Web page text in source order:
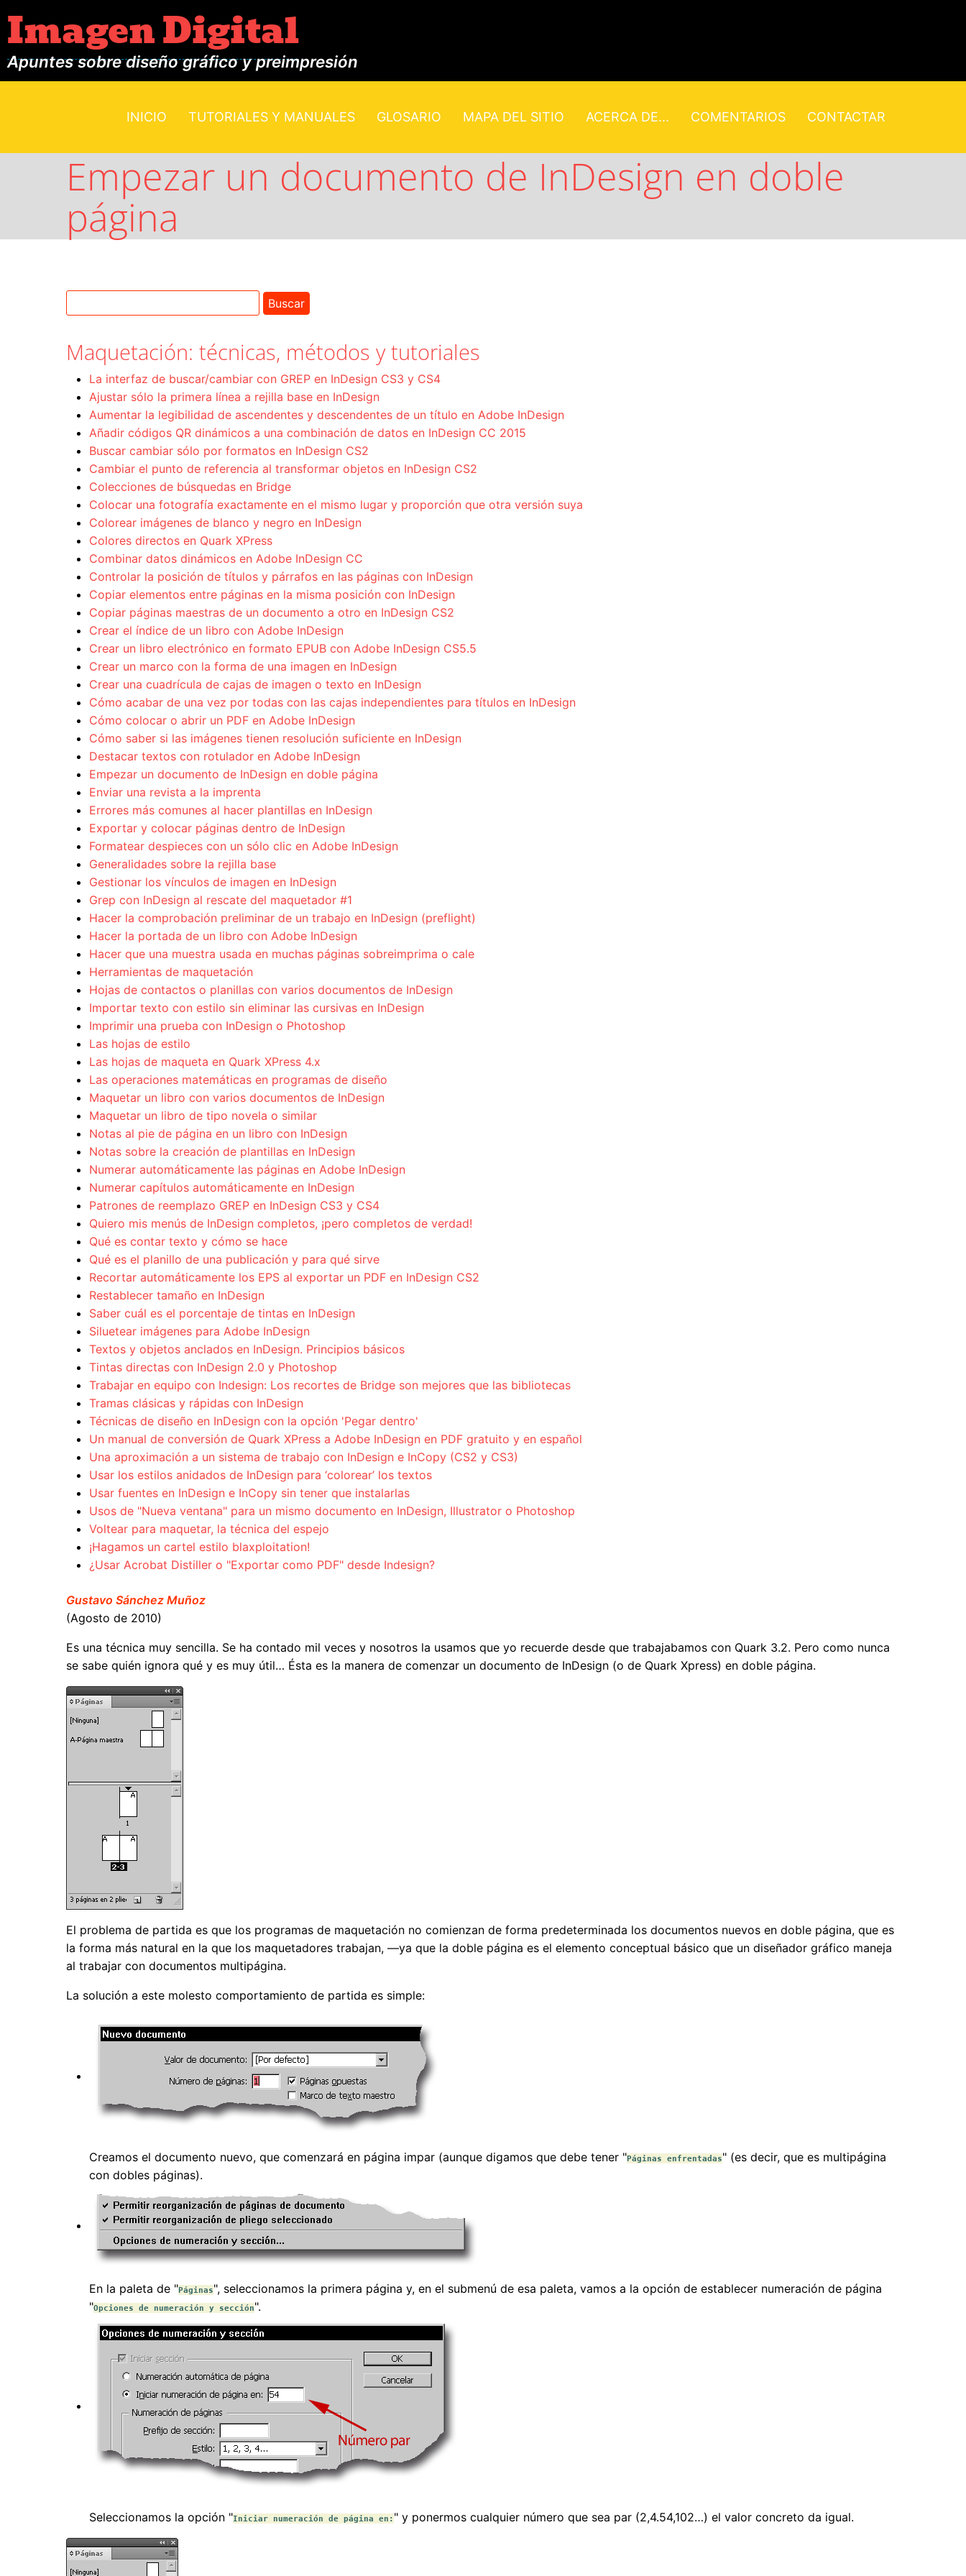
Imagen Digital
Apuntes sobre diseño gráfico y preimpresión
INICIO TUTORIALES Y MANUALES GLOSARIO MAPA DEL SITIO ACERCA DE... COMENTARIOS CONTACTAR
Empezar un documento de InDesign en doble
página
Maquetación: técnicas, métodos y tutoriales
La interfaz de buscar/cambiar con GREP en InDesign CS3 y CS4
Ajustar sólo la primera línea a rejilla base en InDesign
Aumentar la legibilidad de ascendentes y descendentes de un título en Adobe InDesign
Añadir códigos QR dinámicos a una combinación de datos en InDesign CC 2015
Buscar cambiar sólo por formatos en InDesign CS2
Cambiar el punto de referencia al transformar objetos en InDesign CS2
Colecciones de búsquedas en Bridge
Colocar una fotografía exactamente en el mismo lugar y proporción que otra versión suya
Colorear imágenes de blanco y negro en InDesign
Colores directos en Quark XPress
Combinar datos dinámicos en Adobe InDesign CC
Controlar la posición de títulos y párrafos en las páginas con InDesign
Copiar elementos entre páginas en la misma posición con InDesign
Copiar páginas maestras de un documento a otro en InDesign CS2
Crear el índice de un libro con Adobe InDesign
Crear un libro electrónico en formato EPUB con Adobe InDesign CS5.5
Crear un marco con la forma de una imagen en InDesign
Crear una cuadrícula de cajas de imagen o texto en InDesign
Cómo acabar de una vez por todas con las cajas independientes para títulos en InDesign
Cómo colocar o abrir un PDF en Adobe InDesign
Cómo saber si las imágenes tienen resolución suficiente en InDesign
Destacar textos con rotulador en Adobe InDesign
Empezar un documento de InDesign en doble página
Enviar una revista a la imprenta
Errores más comunes al hacer plantillas en InDesign
Exportar y colocar páginas dentro de InDesign
Formatear despieces con un sólo clic en Adobe InDesign
Generalidades sobre la rejilla base
Gestionar los vínculos de imagen en InDesign
Grep con InDesign al rescate del maquetador #1
Hacer la comprobación preliminar de un trabajo en InDesign (preflight)
Hacer la portada de un libro con Adobe InDesign
Hacer que una muestra usada en muchas páginas sobreimprima o cale
Herramientas de maquetación
Hojas de contactos o planillas con varios documentos de InDesign
Importar texto con estilo sin eliminar las cursivas en InDesign
Imprimir una prueba con InDesign o Photoshop
Las hojas de estilo
Las hojas de maqueta en Quark XPress 4.x
Las operaciones matemáticas en programas de diseño
Maquetar un libro con varios documentos de InDesign
Maquetar un libro de tipo novela o similar
Notas al pie de página en un libro con InDesign
Notas sobre la creación de plantillas en InDesign
Numerar automáticamente las páginas en Adobe InDesign
Numerar capítulos automáticamente en InDesign
Patrones de reemplazo GREP en InDesign CS3 y CS4
Quiero mis menús de InDesign completos, ¡pero completos de verdad!
Qué es contar texto y cómo se hace
Qué es el planillo de una publicación y para qué sirve
Recortar automáticamente los EPS al exportar un PDF en InDesign CS2
Restablecer tamaño en InDesign
Saber cuál es el porcentaje de tintas en InDesign
Siluetear imágenes para Adobe InDesign
Textos y objetos anclados en InDesign. Principios básicos
Tintas directas con InDesign 2.0 y Photoshop
Trabajar en equipo con Indesign: Los recortes de Bridge son mejores que las bibliotecas
Tramas clásicas y rápidas con InDesign
Técnicas de diseño en InDesign con la opción 'Pegar dentro'
Un manual de conversión de Quark XPress a Adobe InDesign en PDF gratuito y en español
Una aproximación a un sistema de trabajo con InDesign e InCopy (CS2 y CS3)
Usar los estilos anidados de InDesign para ‘colorear’ los textos
Usar fuentes en InDesign e InCopy sin tener que instalarlas
Usos de "Nueva ventana" para un mismo documento en InDesign, Illustrator o Photoshop
Voltear para maquetar, la técnica del espejo
¡Hagamos un cartel estilo blaxploitation!
¿Usar Acrobat Distiller o "Exportar como PDF" desde Indesign?
Gustavo Sánchez Muñoz
(Agosto de 2010)
Es una técnica muy sencilla. Se ha contado mil veces y nosotros la usamos que yo recuerde desde que trabajabamos con Quark 3.2. Pero como nunca
se sabe quién ignora qué y es muy útil… Ésta es la manera de comenzar un documento de InDesign (o de Quark Xpress) en doble página.
El problema de partida es que los programas de maquetación no comienzan de forma predeterminada los documentos nuevos en doble página, que es
la forma más natural en la que los maquetadores trabajan, —ya que la doble página es el elemento conceptual básico que un diseñador gráfico maneja
al trabajar con documentos multipágina.
La solución a este molesto comportamiento de partida es simple:
Creamos el documento nuevo, que comenzará en página impar (aunque digamos que debe tener "Páginas enfrentadas" (es decir, que es multipágina
con dobles páginas).
En la paleta de "Páginas", seleccionamos la primera página y, en el submenú de esa paleta, vamos a la opción de establecer numeración de página
"Opciones de numeración y sección".
Seleccionamos la opción "Iniciar numeración de página en: " y ponermos cualquier número que sea par (2,4.54,102…) el valor concreto da igual.